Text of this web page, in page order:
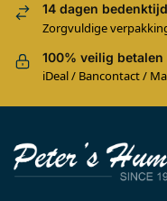
14 dagen bedenktijd
Zorgvuldige
100% veilig betalen
iDeal / Bancontact /